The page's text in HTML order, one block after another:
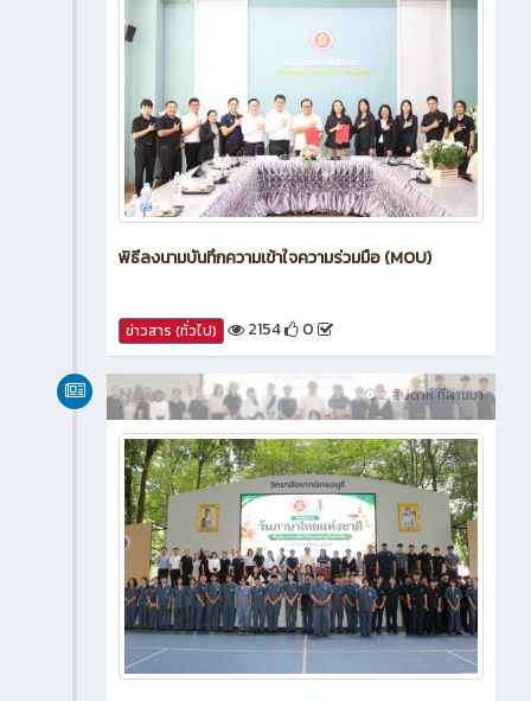
พิธีลงนามบันทึกความเข้าใจความร่วมมือ (MOU)
ข่าวสาร (ทั่วไป) 2154 0
2 สัปดาห์ ที่ผ่านมา
News